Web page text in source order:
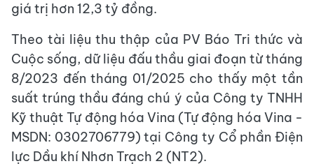
giá trị hơn 12,3 tỷ đồng.
Theo tài liệu thu thập của PV Báo Tri thức và
Cuộc sống, dữ liệu đấu thầu giai đoạn từ tháng
8/2023 đến tháng 01/2025 cho thấy một tần
suất trúng thầu đáng chú ý của Công ty TNHH
Kỹ thuật Tự động hóa Vina (Tự động hóa Vina -
MSDN: 0302706779) tại Công ty Cổ phần Điện
lực Dầu khí Nhơn Trạch 2 (NT2).